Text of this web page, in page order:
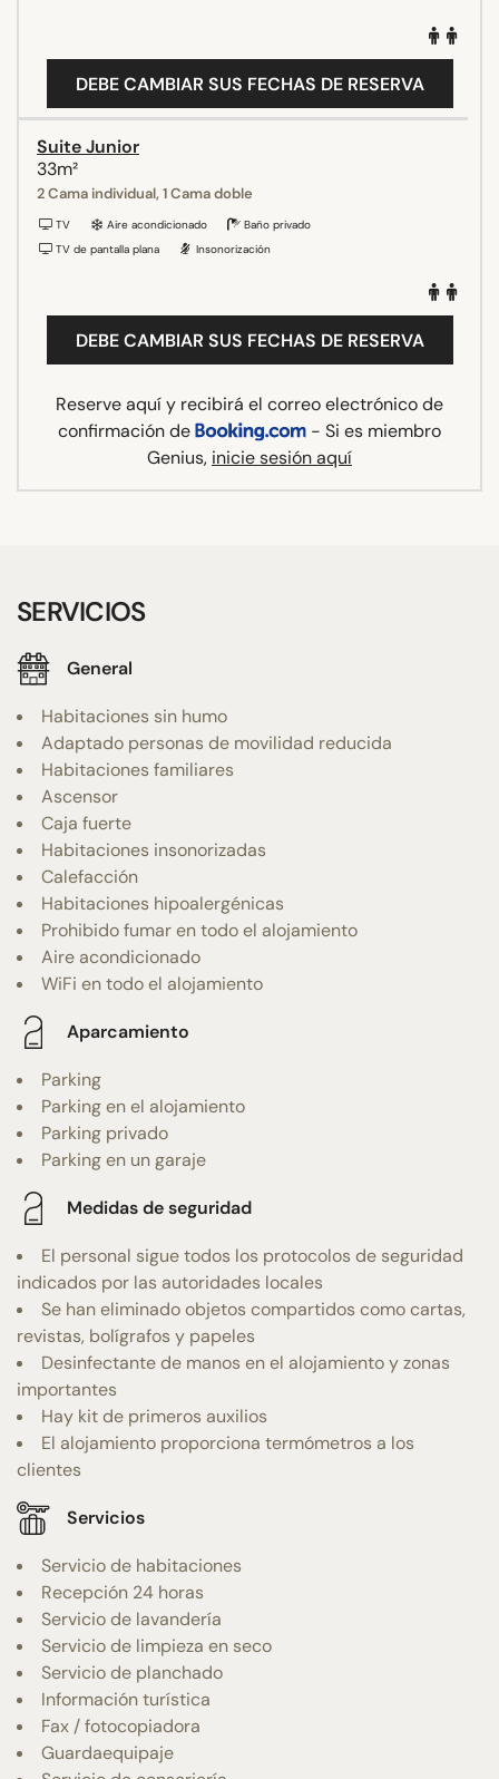
DEBE CAMBIAR SUS FECHAS DE RESERVA
Suite Junior
33m²
2 Cama individual, 1 Cama doble
TV Aire acondicionado
Baño privado
TV de pantalla plana
Insonorización
DEBE CAMBIAR SUS FECHAS DE RESERVA
Reserve aquí y recibirá el correo electrónico de
confirmación de
- Si es miembro
Genius, inicie sesión aquí
SERVICIOS
General
Habitaciones sin humo
Adaptado personas de movilidad reducida
Habitaciones familiares
Ascensor
Caja fuerte
Habitaciones insonorizadas
Calefacción
Habitaciones hipoalergénicas
Prohibido fumar en todo el alojamiento
Aire acondicionado
WiFi en todo el alojamiento
Aparcamiento
Parking
Parking en el alojamiento
Parking privado
Parking en un garaje
Medidas de seguridad
El personal sigue todos los protocolos de seguridad
indicados por las autoridades locales
Se han eliminado objetos compartidos como cartas,
revistas, bolígrafos y papeles
Desinfectante de manos en el alojamiento y zonas
importantes
Hay kit de primeros auxilios
El alojamiento proporciona termómetros a los
clientes
Servicios
Servicio de habitaciones
Recepción 24 horas
Servicio de lavandería
Servicio de limpieza en seco
Servicio de planchado
Información turística
Fax / fotocopiadora
Guardaequipaje